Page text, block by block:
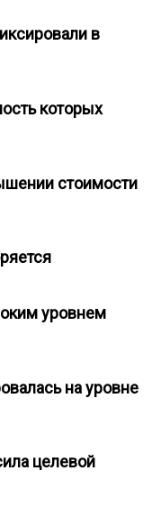
в
которых
стоимости
уровнем
на уровне
целевой